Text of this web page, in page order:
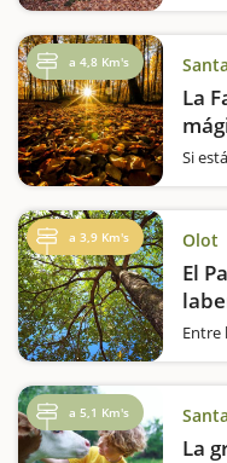
a 4,8 Km's
La
Si
en el
a 3,9 Km's Olot
El
Entre
encontrar la
a 5,1 Km's
La